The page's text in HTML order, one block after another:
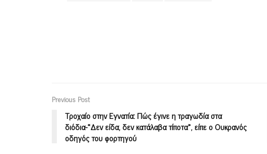
Previous Post
Τροχαίο στην Εγνατία: Πώς έγινε η τραγωδία στα
διόδια-«Δεν είδα, δεν κατάλαβα τίποτα», είπε ο Ουκρανός
οδηγός του φορτηγού